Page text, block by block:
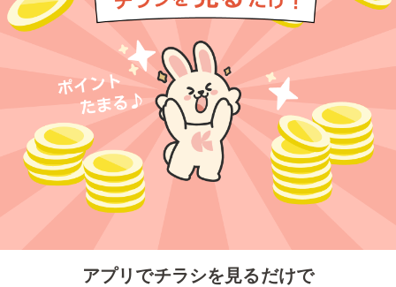
アプリでチラシを見るだけで